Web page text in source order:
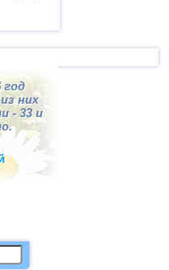
год
них
- 33 и